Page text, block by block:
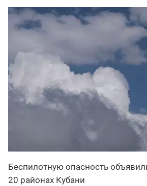
Беспилотную опасность
20 районах Кубани